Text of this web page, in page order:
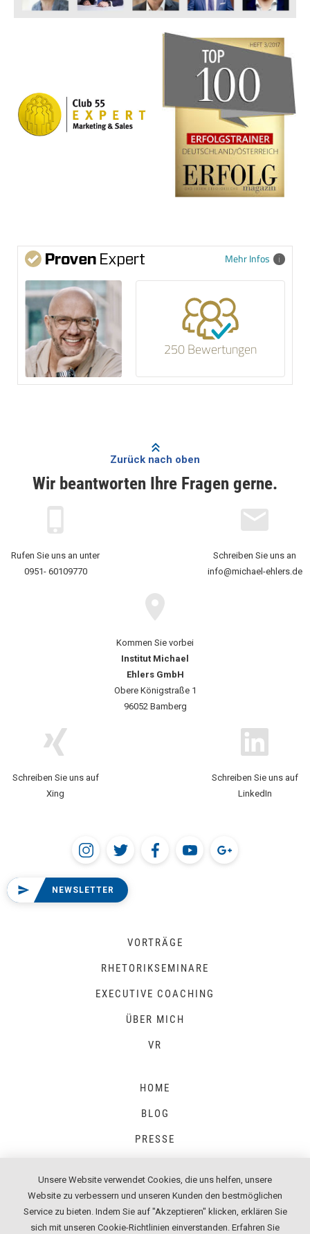
Mehr Infos
250 Bewertungen
Wir beantworten Ihre Fragen gerne.
Zurück nach oben
Rufen Sie uns an unter
0951- 60109770
Schreiben Sie uns an
info@michael-ehlers.de
Kommen Sie vorbei
Institut Michael
Ehlers GmbH
Obere Königstraße 1
96052 Bamberg
Schreiben Sie uns auf
Xing
Schreiben Sie uns auf
LinkedIn
NEWSLETTER
HOME
VORTRÄGE
RHETORIKSEMINARE
EXECUTIVE COACHING
ÜBER MICH
VR
BLOG
PRESSE
IMPRESSUM
DATENSCHUTZ
Unsere Website verwendet Cookies, die uns helfen, unsere
Website zu verbessern und unseren Kunden den bestmöglichen
Service zu bieten. Indem Sie auf "Akzeptieren" klicken, erklären Sie
sich mit unseren Cookie-Richtlinien einverstanden. Erfahren Sie